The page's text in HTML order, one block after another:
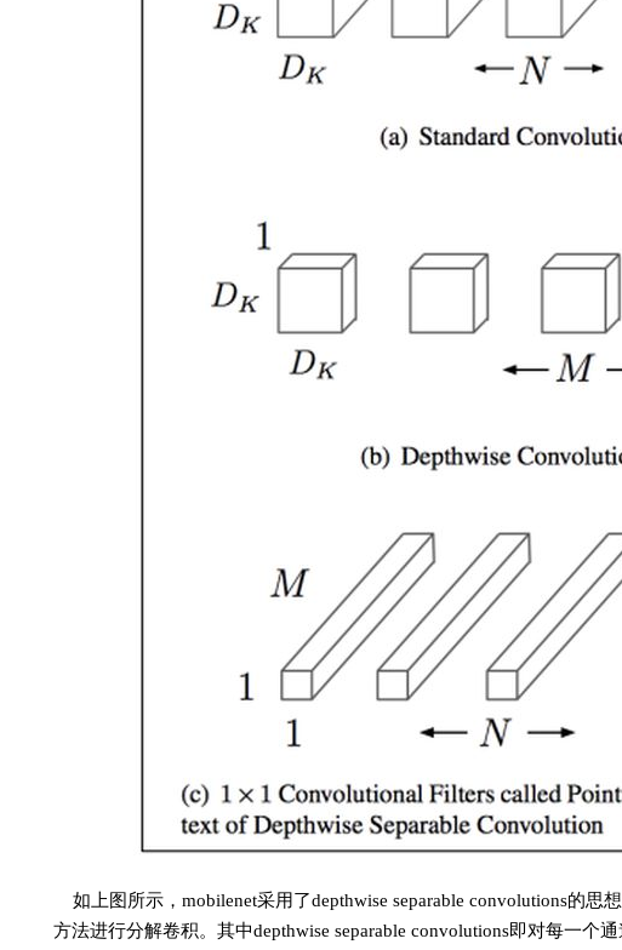
如上图所示，mobilenet采用了depthwise separable convolutions的思
方法进行分解卷积。其中depthwise separable convolutions即对每一个